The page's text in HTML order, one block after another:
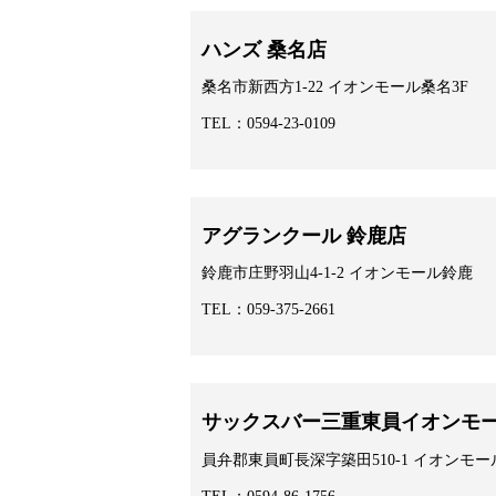
ハンズ 桑名店
桑名市新西方1-22 イオンモール桑名3F
TEL：0594-23-0109
アグランクール 鈴鹿店
鈴鹿市庄野羽山4-1-2 イオンモール鈴鹿
TEL：059-375-2661
サックスバー三重東員イオンモ
員弁郡東員町長深字築田510-1 イオンモー